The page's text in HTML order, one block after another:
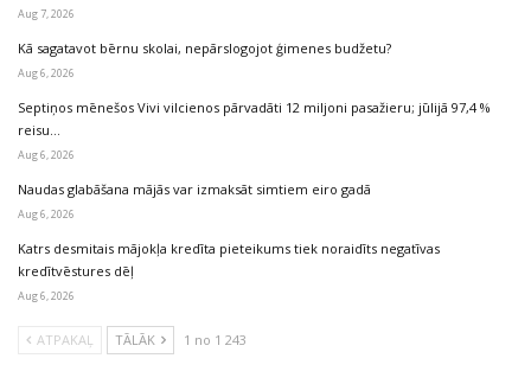
Aug 7, 2026
Kā sagatavot bērnu skolai, nepārslogojot ģimenes budžetu?
Aug 6, 2026
Septiņos mēnešos Vivi vilcienos pārvadāti 12 miljoni pasažieru; jūlijā 97,4 %
reisu…
Aug 6, 2026
Naudas glabāšana mājās var izmaksāt simtiem eiro gadā
Aug 6, 2026
Katrs desmitais mājokļa kredīta pieteikums tiek noraidīts negatīvas
kredītvēstures dēļ
Aug 6, 2026
ATPAKAĻ TĀLĀK 1 no 1 243